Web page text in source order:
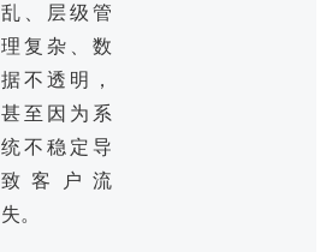
乱、层级管
理复杂、数
据不透明，
甚至因为系
统不稳定导
致客户流
失。